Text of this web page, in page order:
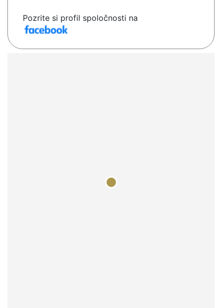
Pozrite si profil spoločnosti na